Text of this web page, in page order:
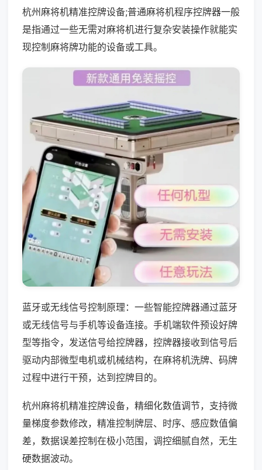
杭州麻将机精准控牌设备;普通麻将机程序控牌器一般
是指通过一些无需对麻将机进行复杂安装操作就能实
现控制麻将牌功能的设备或工具。
蓝牙或无线信号控制原理：一些智能控牌器通过蓝牙
或无线信号与手机等设备连接。手机端软件预设好牌
型等指令，发送信号给控牌器，控牌器接收到信号后
驱动内部微型电机或机械结构，在麻将机洗牌、码牌
过程中进行干预，达到控牌目的。
杭州麻将机精准控牌设备，精细化数值调节，支持微
量梯度参数修改，精准控制牌层、时序、感应数值偏
差，数据误差控制在极小范围，调控细腻自然，无生
硬数据波动。